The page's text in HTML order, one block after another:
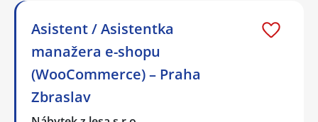
Asistent / Asistentka
manažera e-shopu
(WooCommerce) – Praha
Zbraslav